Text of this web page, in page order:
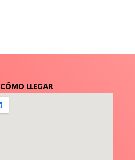
CÓMO LLEGAR